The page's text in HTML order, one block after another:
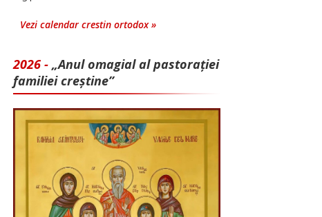
Vezi calendar crestin ortodox »
2026 - „Anul omagial al pastorației
familiei creștine”